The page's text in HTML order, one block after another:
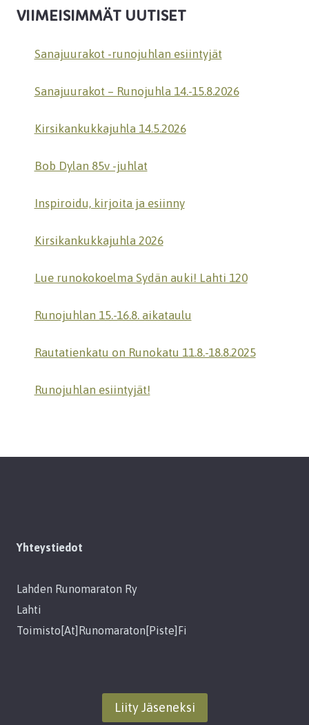
VIIMEISIMMÄT UUTISET
Sanajuurakot -runojuhlan esiintyjät
Sanajuurakot – Runojuhla 14.-15.8.2026
Kirsikankukkajuhla 14.5.2026
Bob Dylan 85v -juhlat
Inspiroidu, kirjoita ja esiinny
Kirsikankukkajuhla 2026
Lue runokokoelma Sydän auki! Lahti 120
Runojuhlan 15.-16.8. aikataulu
Rautatienkatu on Runokatu 11.8.-18.8.2025
Runojuhlan esiintyjät!
Yhteystiedot
Lahden Runomaraton Ry
Lahti
Toimisto[at]runomaraton[piste]fi
Liity Jäseneksi